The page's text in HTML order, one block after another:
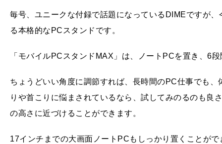
毎号、ユニークな付録で話題になっているDIMEですが
る本格的なPCスタンドです。
「モバイルPCスタンドMAX」は、ノートPCを置き、6
ちょうどいい角度に調節すれば、長時間のPC仕事でも
りや首こりに悩まされているなら、試してみのるのも
の高さに近づけることができます。
17インチまでの大画面ノートPCもしっかり置くことが